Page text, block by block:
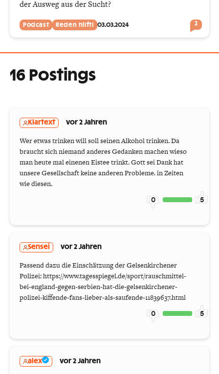
der Ausweg aus der Sucht?
Podcast Reden hilft! 03.03.2024 2
16 Postings
Klartext vor 2 Jahren
Wer etwas trinken will soll seinen Alkohol trinken. Da
braucht sich niemand anderes Gedanken machen wieso
man heute mal einenen Eistee trinkt. Gott sei Dank hat
unsere Gesellschaft keine anderen Probleme. in Zeiten
wie diesen.
0 5
Sensei vor 2 Jahren
Passend dazu die Einschätzung der Gelsenkirchener
Polizei: https://www.tagesspiegel.de/sport/rauschmittel-
bei-england-gegen-serbien-hat-die-gelsenkirchener-
polizei-kiffende-fans-lieber-als-saufende-11839637.html
0 5
alex vor 2 Jahren